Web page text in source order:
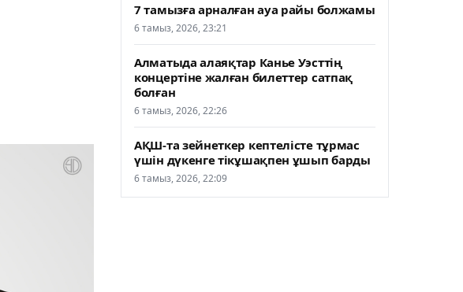
7 тамызға арналған ауа райы болжамы
6 тамыз, 2026, 23:21
Алматыда алаяқтар Канье Уэсттің
концертіне жалған билеттер сатпақ
болған
6 тамыз, 2026, 22:26
АҚШ-та зейнеткер кептелісте тұрмас
үшін дүкенге тікұшақпен ұшып барды
6 тамыз, 2026, 22:09